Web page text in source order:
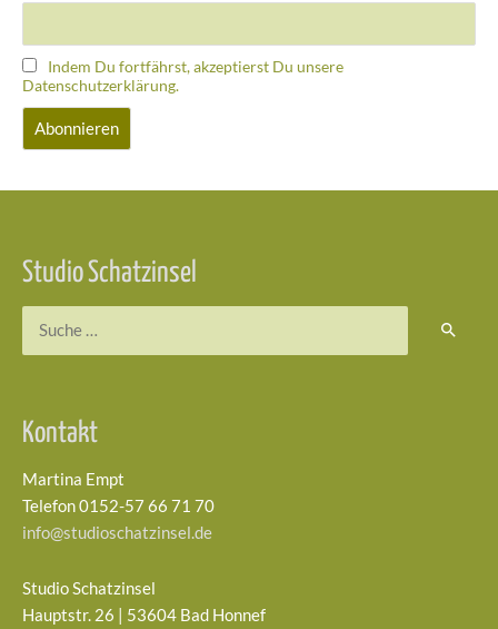
Indem Du fortfährst, akzeptierst Du unsere
Datenschutzerklärung.
Studio Schatzinsel
Kontakt
Martina Empt
Telefon 0152-57 66 71 70
info@studioschatzinsel.de
Studio Schatzinsel
Hauptstr. 26 | 53604 Bad Honnef